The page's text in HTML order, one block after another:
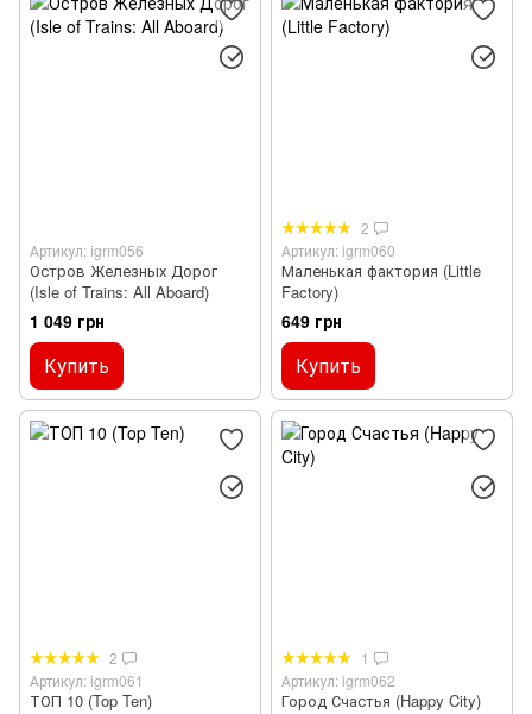
Артикул: igrm056
Остров Железных Дорог
(Isle of Trains: All Aboard)
1 049 грн
Купить
2
Артикул: igrm060
Маленькая фактория (Little
Factory)
649 грн
Купить
2
Артикул: igrm061
ТОП 10 (Top Ten)
1
Артикул: igrm062
Город Счастья (Happy City)